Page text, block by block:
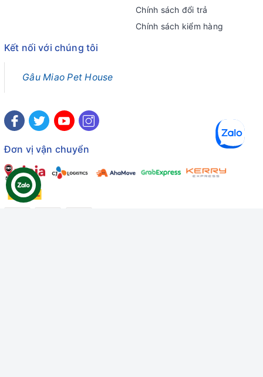
Chính sách đổi trả
Chính sách kiểm hàng
Kết nối với chúng tôi
Gâu Miao Pet House
Đơn vị vận chuyển